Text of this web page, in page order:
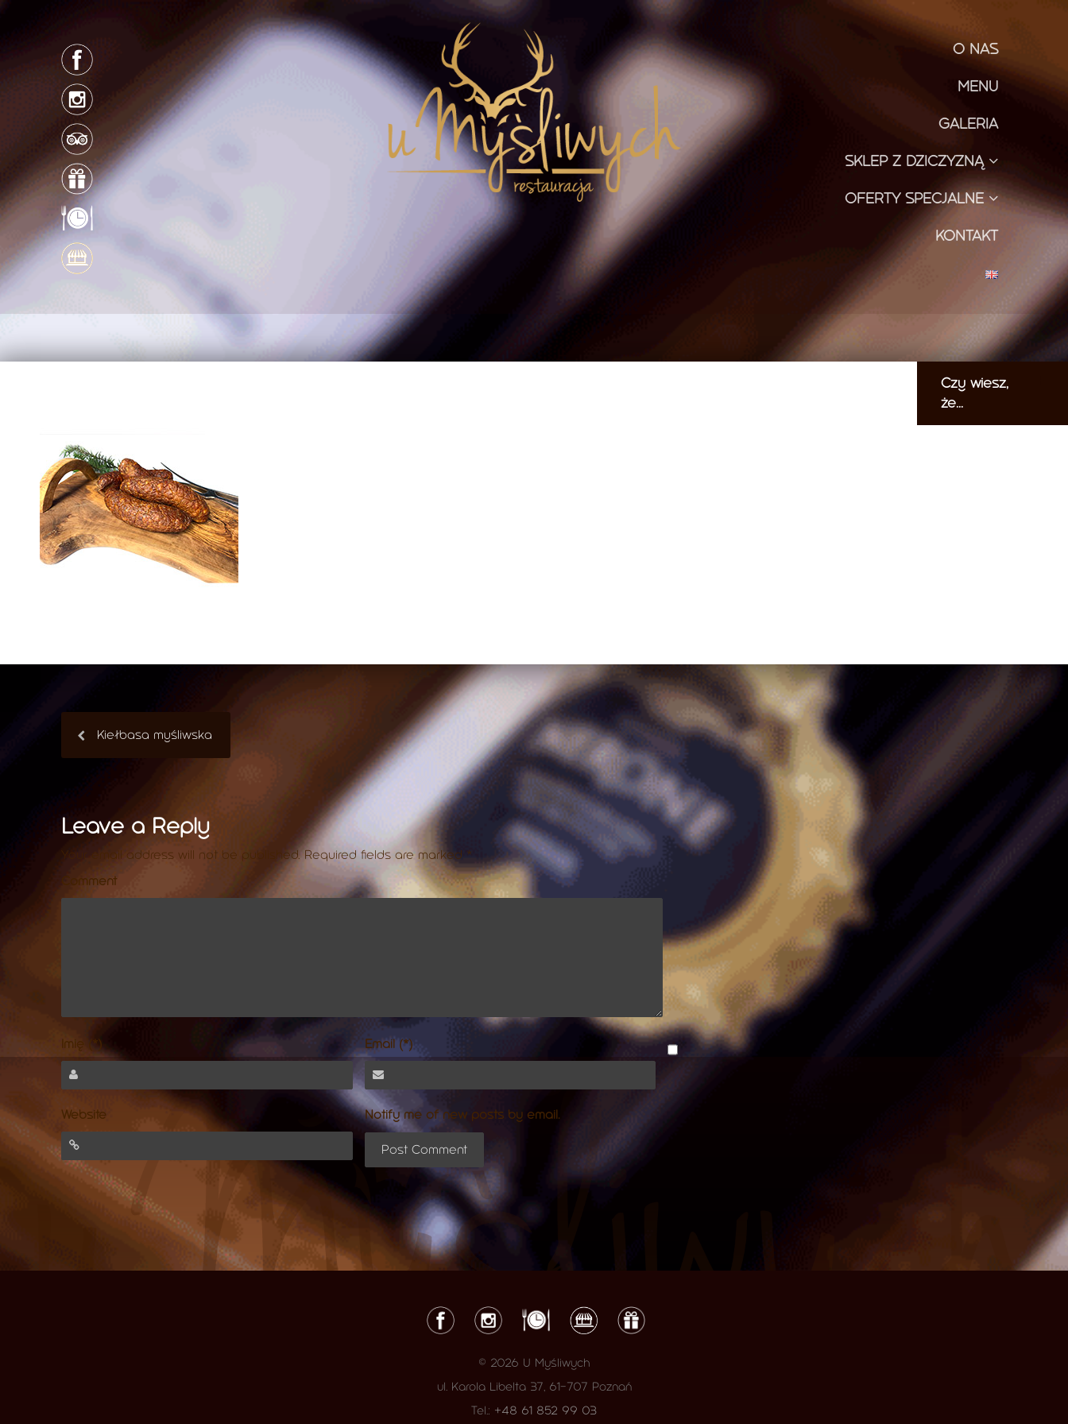
O NAS
MENU
GALERIA
SKLEP Z DZICZYZNĄ
OFERTY SPECJALNE
KONTAKT
Kiełbasa myśliwska
Leave a Reply
Your email address will not be published.Required fields are marked *
Comment
Imię (*) Email (*)
Website Notify me of new posts by email.
Czy wiesz,
że...
© 2026 U Myśliwych
ul. Karola Libelta 37, 61-707 Poznań
Tel.: +48 61 852 99 03